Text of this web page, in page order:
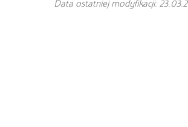
Data ostatniej modyfikacji: